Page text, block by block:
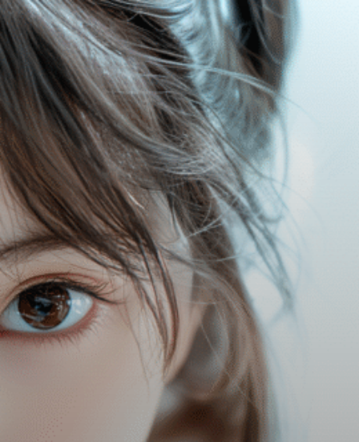
コ
ン
テ
ン
ツ
へ
ス
キ
ッ
プ